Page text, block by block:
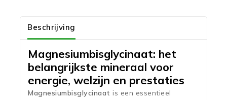
Beschrijving
Magnesiumbisglycinaat: het
belangrijkste mineraal voor
energie, welzijn en prestaties
Magnesiumbisglycinaat is een essentieel